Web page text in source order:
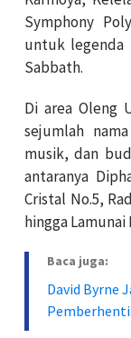
Symphony
untuk legenda
Sabbath.
Di area Oleng
sejumlah
musik, dan
antaranya
Cristal No.5,
hingga Lamunai
Baca juga:
David Byrne